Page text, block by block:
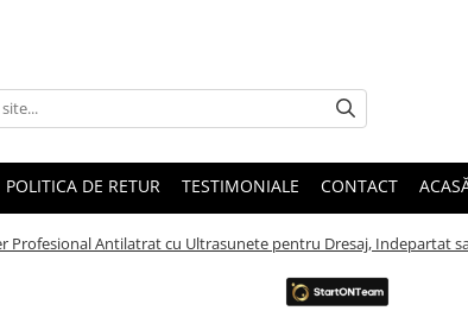
POLITICA DE RETUR TESTIMONIALE CONTACT
Profesional Antilatrat cu Ultrasunete pentru Dresaj, Indepartat